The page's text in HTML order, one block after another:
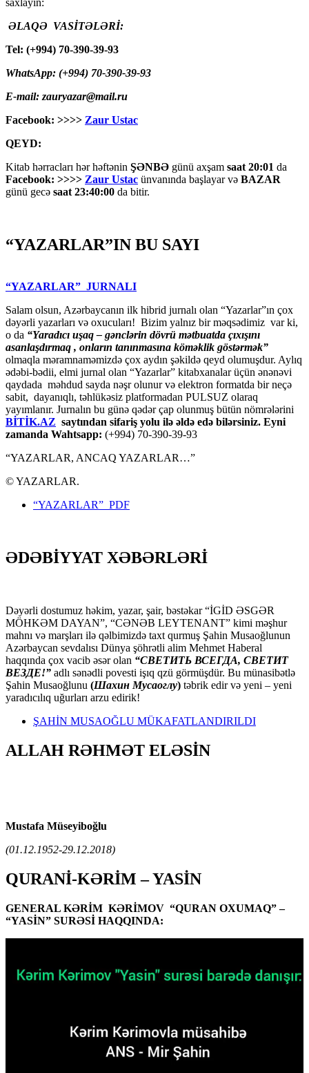
saxlayın:
ƏLAQƏ VASİTƏLƏRİ:
Tel: (+994) 70-390-39-93
WhatsApp: (+994) 70-390-39-93
E-mail: zauryazar@mail.ru
Facebook: >>>> Zaur Ustac
QEYD:
Kitab hərracları hər həftənin ŞƏNBƏ günü axşam saat 20:01 da
Facebook: >>>> Zaur Ustac ünvanında başlayar və BAZAR
günü gecə saat 23:40:00 da bitir.
“YAZARLAR”IN BU SAYI
“YAZARLAR” JURNALI
Salam olsun, Azərbaycanın ilk hibrid jurnalı olan “Yazarlar”ın çox
dəyərli yazarları və oxucuları! Bizim yalnız bir məqsədimiz var ki,
o da “Yaradıcı uşaq – gәnclәrin dövrü mәtbuatda çıxışını
asanlaşdırmaq , onların tanınmasına kömәklik göstәrmәk”
olmaqla məramnaməmizdə çox aydın şəkildə qeyd olumuşdur. Aylıq
ədəbi-bədii, elmi jurnal olan “Yazarlar” kitabxanalar üçün ənənəvi
qaydada məhdud sayda nəşr olunur və elektron formatda bir neçə
sabit, dayanıqlı, təhlükəsiz platformadan PULSUZ olaraq
yayımlanır. Jurnalın bu günə qədər çap olunmuş bütün nömrələrini
BİTİK.AZ saytından sifariş yolu ilə əldə edə bilərsiniz. Eyni
zamanda Wahtsapp: (+994) 70-390-39-93
“YAZARLAR, ANCAQ YAZARLAR…”
© YAZARLAR.
“YAZARLAR” PDF
ƏDƏBİYYAT XƏBƏRLƏRİ
Dəyərli dostumuz həkim, yazar, şair, bəstəkar “İGİD ƏSGƏR
MÖHKƏM DAYAN”, “CƏNƏB LEYTENANT” kimi məşhur
mahnı və marşları ilə qəlbimizdə taxt qurmuş Şahin Musaoğlunun
Azərbaycan sevdalısı Dünya şöhrətli alim Mehmet Haberal
haqqında çox vacib əsər olan “СВЕТИТЬ ВСЕГДА, СВЕТИТ
ВЕЗДЕ!” adlı sənədli povesti işıq qzü görmüşdür. Bu münasibətlə
Şahin Musaoğlunu (Шахин Мусаоглу) təbrik edir və yeni – yeni
yaradıcılıq uğurları arzu edirik!
ŞAHİN MUSAOĞLU MÜKAFATLANDIRILDI
ALLAH RƏHMƏT ELƏSİN
Mustafa Müseyiboğlu
(01.12.1952-29.12.2018)
QURANİ-KƏRİM – YASİN
GENERAL KƏRİM KƏRİMOV “QURAN OXUMAQ” –
“YASİN” SURƏSİ HAQQINDA: